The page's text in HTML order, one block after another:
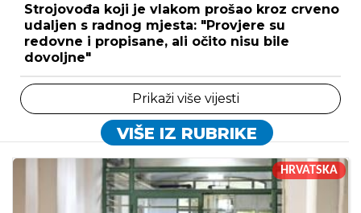
Strojovođa koji je vlakom prošao kroz crveno
udaljen s radnog mjesta: "Provjere su
redovne i propisane, ali očito nisu bile
dovoljne"
Prikaži više vijesti
VIŠE IZ RUBRIKE
HRVATSKA